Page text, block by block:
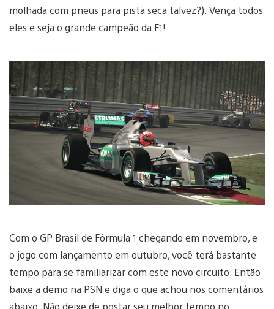
molhada com pneus para pista seca talvez?). Vença todos
eles e seja o grande campeão da F1!
Com o GP Brasil de Fórmula 1 chegando em novembro, e
o jogo com lançamento em outubro, você terá bastante
tempo para se familiarizar com este novo circuito. Então
baixe a demo na PSN e diga o que achou nos comentários
abaixo. Não deixe de postar seu melhor tempo no